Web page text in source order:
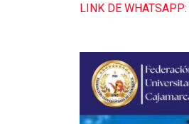
LINK DE WHATSAPP: